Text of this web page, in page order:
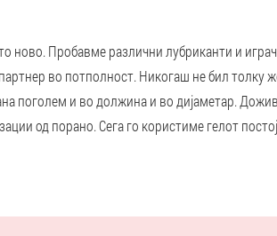
ново. Пробавме различни лубриканти и
во потполност. Никогаш не бил толку
поголем и во должина и во дијаметар.
од порано. Сега го користиме гелот